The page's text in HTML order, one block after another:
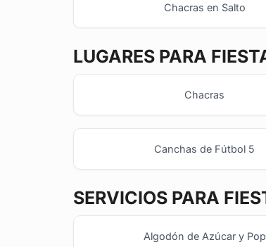
Chacras en Salto
LUGARES PARA
Chacras
Canchas de Fútbol 5
SERVICIOS PARA
Algodón de Azúcar y Pop